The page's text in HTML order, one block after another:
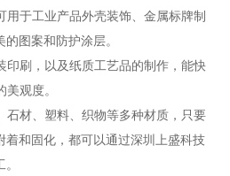
用于工业产品外壳装饰、金属标牌制
图案和防护涂层。
印刷，以及纸质工艺品的制作，能快
观度。
石材、塑料、织物等多种材质，只要
着和固化，都可以通过深圳上盛科技